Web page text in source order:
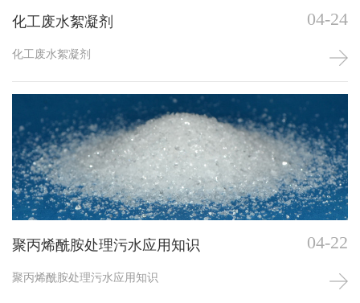
化工废水絮凝剂
化工废水絮凝剂
04-24
聚丙烯酰胺处理污水应用知识
聚丙烯酰胺处理污水应用知识
04-22